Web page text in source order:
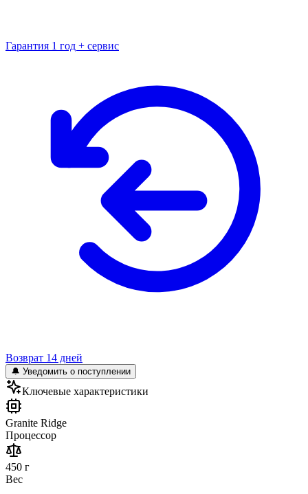
Гарантия 1 год + сервис
Возврат 14 дней
🔔 Уведомить о поступлении
Ключевые характеристики
Granite Ridge
Процессор
450 г
Вес